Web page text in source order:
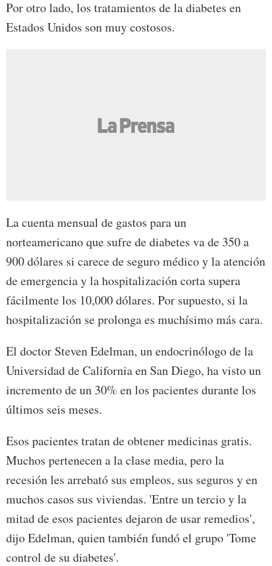
Por otro lado, los tratamientos de la diabetes en
Estados Unidos son muy costosos.
La cuenta mensual de gastos para un
norteamericano que sufre de diabetes va de 350 a
900 dólares si carece de seguro médico y la atención
de emergencia y la hospitalización corta supera
fácilmente los 10,000 dólares. Por supuesto, si la
hospitalización se prolonga es muchísimo más cara.
El doctor Steven Edelman, un endocrinólogo de la
Universidad de California en San Diego, ha visto un
incremento de un 30% en los pacientes durante los
últimos seis meses.
Esos pacientes tratan de obtener medicinas gratis.
Muchos pertenecen a la clase media, pero la
recesión les arrebató sus empleos, sus seguros y en
muchos casos sus viviendas. 'Entre un tercio y la
mitad de esos pacientes dejaron de usar remedios',
dijo Edelman, quien también fundó el grupo 'Tome
control de su diabetes'.